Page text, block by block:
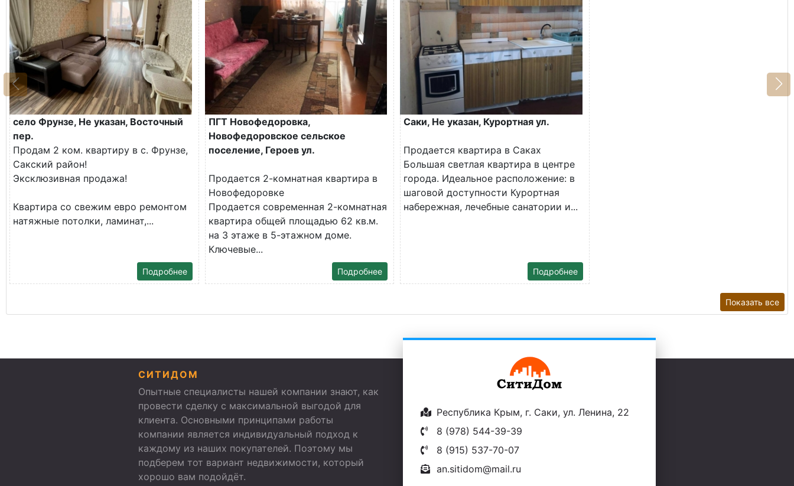
село Фрунзе, Не указан, Восточный
пер.
Продам 2 ком. квартиру в с. Фрунзе,
Сакский район!
Эксклюзивная продажа!
Квартира со свежим евро ремонтом
натяжные потолки, ламинат,...
Подробнее
ПГТ Новофедоровка,
Новофедоровское сельское
поселение, Героев ул.
Продается 2-комнатная квартира в
Новофедоровке
Продается современная 2-комнатная
квартира общей площадью 62 кв.м.
на 3 этаже в 5-этажном доме.
Ключевые...
Подробнее
Саки, Не указан, Курортная ул.
Продается квартира в Саках
Большая светлая квартира в центре
города. Идеальное расположение: в
шаговой доступности Курортная
набережная, лечебные санатории и...
Подробнее
Показать все
СИТИДОМ
Опытные специалисты нашей компании знают, как
провести сделку с максимальной выгодой для
клиента. Основными принципами работы
компании является индивидуальный подход к
каждому из наших покупателей. Поэтому мы
подберем тот вариант недвижимости, который
хорошо вам подойдёт.
Республика Крым, г. Саки, ул. Ленина, 22
8 (978) 544-39-39
8 (915) 537-70-07
an.sitidom@mail.ru